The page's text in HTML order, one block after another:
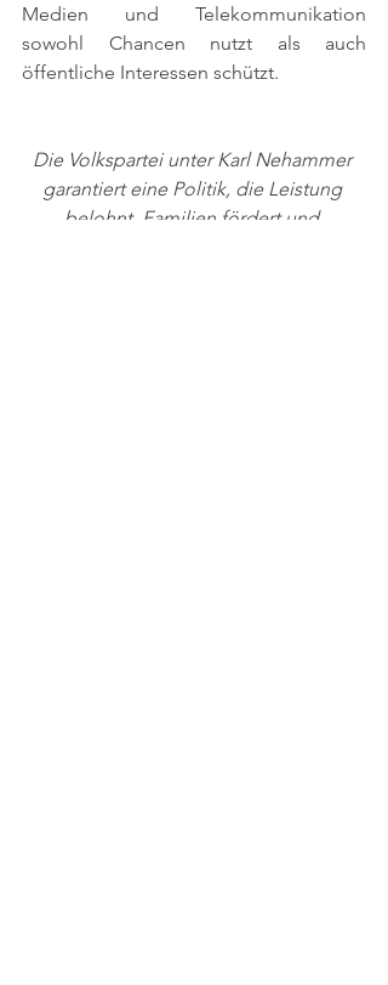
Medien und Telekommunikation
sowohl Chancen nutzt als auch
öffentliche Interessen schützt.
Die Volkspartei unter Karl Nehammer
garantiert eine Politik, die Leistung
belohnt, Familien fördert und